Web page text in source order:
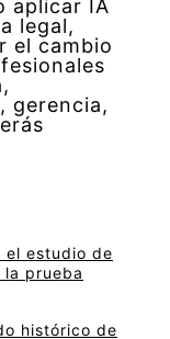
aplicar IA
legal,
el cambio
gerencia,
el estudio de
prueba
histórico de